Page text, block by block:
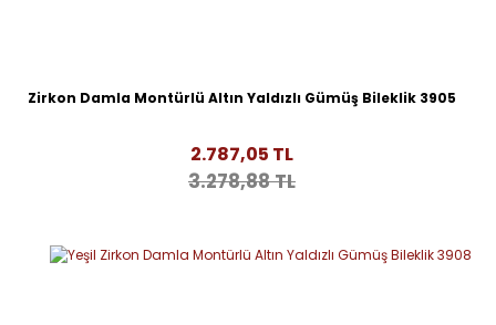
Zirkon Damla Montürlü Altın Yaldızlı Gümüş Bileklik 3905
2.787,05 TL
3.278,88 TL